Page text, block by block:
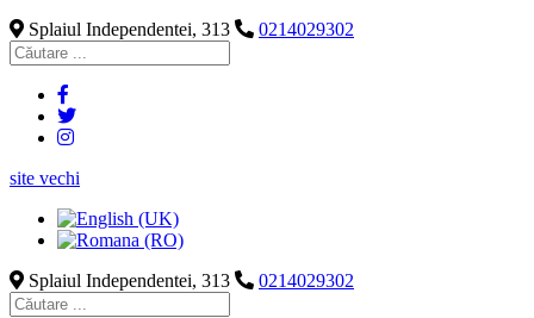
Splaiul Independentei, 313
0214029302
site vechi
Splaiul Independentei, 313 0214029302